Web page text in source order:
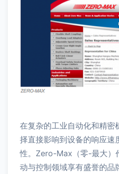
在复杂的工业自动化和精密
择直接影响到设备的响应速
性。Zero-Max（零-最大）
动与控制领域享有盛誉的